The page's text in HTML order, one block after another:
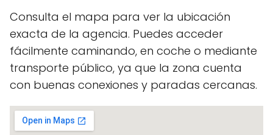
Consulta el mapa para ver la ubicación
exacta de la agencia. Puedes acceder
fácilmente caminando, en coche o mediante
transporte público, ya que la zona cuenta
con buenas conexiones y paradas cercanas.